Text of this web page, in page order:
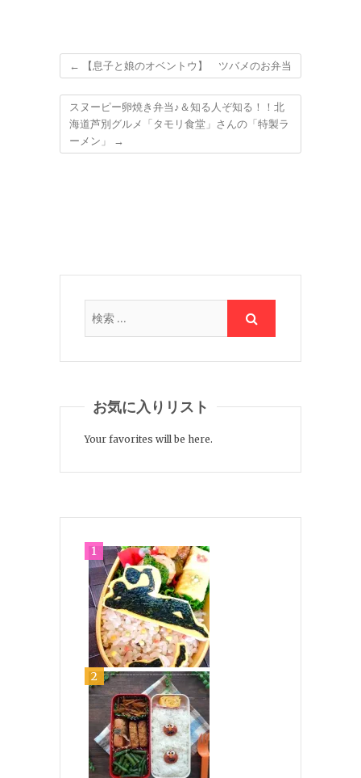
← 【息子と娘のオベントウ】 ツバメのお弁当
スヌーピー卵焼き弁当♪＆知る人ぞ知る！！北
海道芦別グルメ「タモリ食堂」さんの「特製ラ
ーメン」
→
お気に入りリスト
Your favorites will be here.